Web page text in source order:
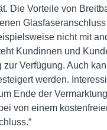
Die Vorteile von
nicht mit
Kundinnen und
Verfügung. Auch
werden.
Ende der
von einem